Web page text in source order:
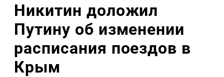
Никитин доложил
Путину об изменении
расписания поездов в
Крым